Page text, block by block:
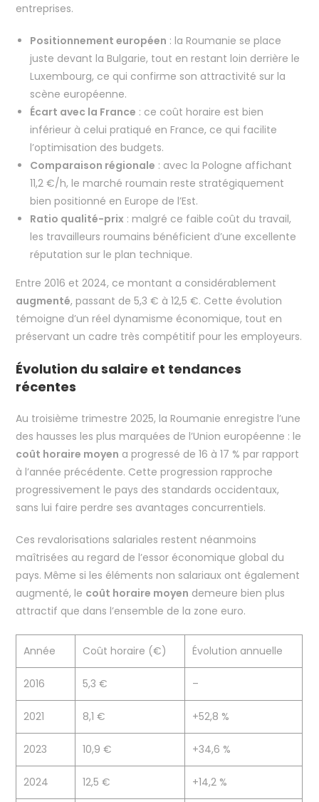
entreprises.
Positionnement européen : la Roumanie se place
juste devant la Bulgarie, tout en restant loin derrière le
Luxembourg, ce qui confirme son attractivité sur la
scène européenne.
Écart avec la France : ce coût horaire est bien
inférieur à celui pratiqué en France, ce qui facilite
l’optimisation des budgets.
Comparaison régionale : avec la Pologne affichant
11,2 €/h, le marché roumain reste stratégiquement
bien positionné en Europe de l’Est.
Ratio qualité-prix : malgré ce faible coût du travail,
les travailleurs roumains bénéficient d’une excellente
réputation sur le plan technique.
Entre 2016 et 2024, ce montant a considérablement
augmenté, passant de 5,3 € à 12,5 €. Cette évolution
témoigne d’un réel dynamisme économique, tout en
préservant un cadre très compétitif pour les employeurs.
Évolution du salaire et tendances
récentes
Au troisième trimestre 2025, la Roumanie enregistre l’une
des hausses les plus marquées de l’Union européenne : le
coût horaire moyen a progressé de 16 à 17 % par rapport
à l’année précédente. Cette progression rapproche
progressivement le pays des standards occidentaux,
sans lui faire perdre ses avantages concurrentiels.
Ces revalorisations salariales restent néanmoins
maîtrisées au regard de l’essor économique global du
pays. Même si les éléments non salariaux ont également
augmenté, le coût horaire moyen demeure bien plus
attractif que dans l’ensemble de la zone euro.
Année Coût horaire (€) Évolution annuelle
2016 5,3 € –
2021 8,1 € +52,8 %
2023 10,9 € +34,6 %
2024 12,5 € +14,2 %